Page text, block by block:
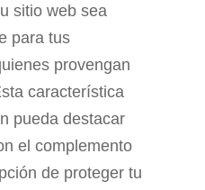
sitio web sea
para tus
provengan
característica
pueda destacar
el complemento
de proteger tu